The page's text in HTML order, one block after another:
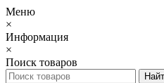
Меню
×
Информация
×
Поиск товаров